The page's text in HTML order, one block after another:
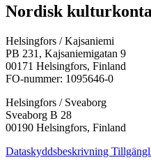
Facebook:
Öppnas
en
ny
flik
Instagram:
Öppnas
en
ny
flik
TikTok:
Öppnas
en
ny
flik
Youtube:
Öppnas
en
ny
flik
Vimeo:
Öppnas
en
ny
flik
Nordisk
Helsingfors / Kajsaniemi
PB 231, Kajsaniemigatan 9
00171 Helsingfors, Finland
FO-nummer: 1095646-0
Helsingfors / Sveaborg
Sveaborg B 28
00190 Helsingfors, Finland
Dataskyddsbeskrivning